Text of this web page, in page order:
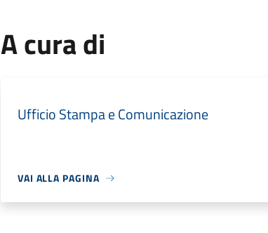
A cura di
Ufficio Stampa e Comunicazione
VAI ALLA PAGINA